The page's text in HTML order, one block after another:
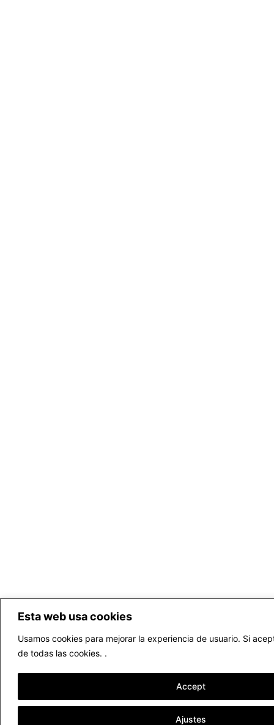
Esta web usa cookies
Usamos cookies para mejorar la experiencia de usuario. Si
de todas las cookies. .
Ajustes
Accept